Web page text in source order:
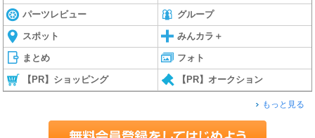
パーツレビュー グループ
スポット みんカラ＋
まとめ フォト
【PR】ショッピング 【PR】オークション
もっと見る